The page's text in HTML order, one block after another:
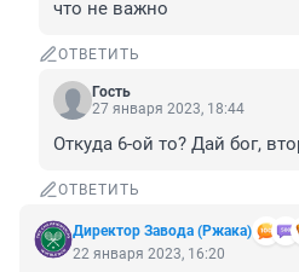
что не важно
ОТВЕТИТЬ
Гость
27 января 2023, 18:44
Откуда 6-ой то? Дай бог,
ОТВЕТИТЬ
Директор Завода (Ржака)
22 января 2023, 16:20